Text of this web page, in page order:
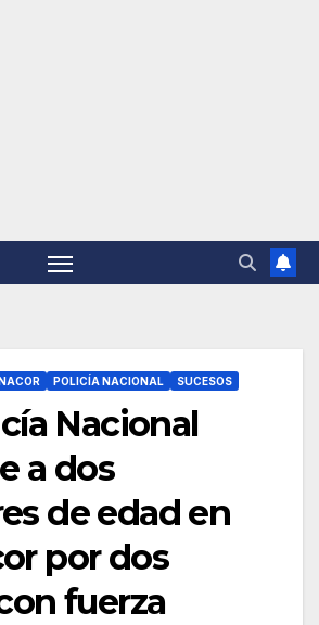
POLICÍA NACIONAL SUCESOS
Nacional
a dos
de edad en
por dos
fuerza